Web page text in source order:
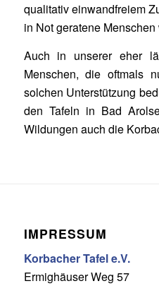
qualitativ einwandfreiem
in Not geratene Menschen
Auch in unserer eher
Menschen, die oftmals
solchen Unterstützung
den Tafeln in Bad
Wildungen auch die
IMPRESSUM
Korbacher Tafel e.V.
Ermighäuser Weg 57